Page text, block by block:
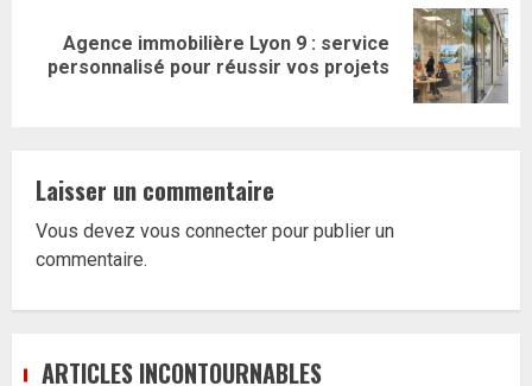
Article
suivant:
Agence immobilière Lyon 9 : service
personnalisé pour réussir vos projets
Laisser un commentaire
Vous devez vous connecter pour publier un
commentaire.
ARTICLES INCONTOURNABLES